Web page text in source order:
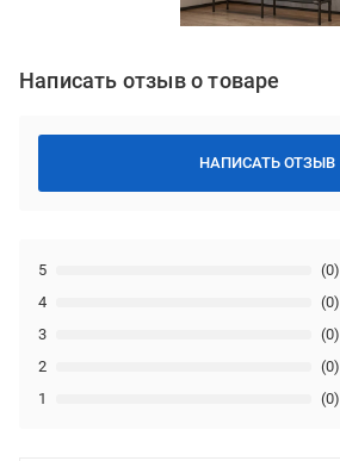
Написать отзыв о товаре
НАПИСАТЬ ОТЗЫВ
1 (0)
2 (0)
3 (0)
4 (0)
5 (0)